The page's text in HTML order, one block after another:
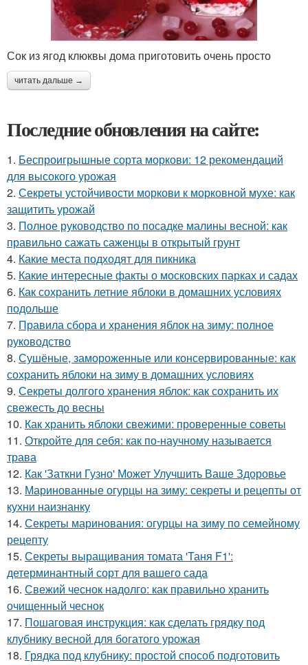
Сок из ягод клюквы дома приготовить очень просто
читать дальше →
Последние обновления на сайте:
1. Беспроигрышные сорта моркови: 12 рекомендаций
для высокого урожая
2. Секреты устойчивости моркови к морковной мухе: как
защитить урожай
3. Полное руководство по посадке малины весной: как
правильно сажать саженцы в открытый грунт
4. Какие места подходят для пикника
5. Какие интересные факты о московских парках и садах
6. Как сохранить летние яблоки в домашних условиях
подольше
7. Правила сбора и хранения яблок на зиму: полное
руководство
8. Сушёные, замороженные или консервированные: как
сохранить яблоки на зиму в домашних условиях
9. Секреты долгого хранения яблок: как сохранить их
свежесть до весны
10. Как хранить яблоки свежими: проверенные советы
11. Откройте для себя: как по-научному называется
трава
12. Как 'Заткни Гузно' Может Улучшить Ваше Здоровье
13. Маринованные огурцы на зиму: секреты и рецепты от
кухни наизнанку
14. Секреты маринования: огурцы на зиму по семейному
рецепту
15. Секреты выращивания томата 'Таня F1':
детерминантный сорт для вашего сада
16. Свежий чеснок надолго: как правильно хранить
очищенный чеснок
17. Пошаговая инструкция: как сделать грядку под
клубнику весной для богатого урожая
18. Грядка под клубнику: простой способ подготовить